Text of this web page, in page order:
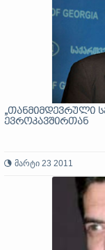
„თანმიმდევრული
ევროკავშირთან
მარტი 23 2011